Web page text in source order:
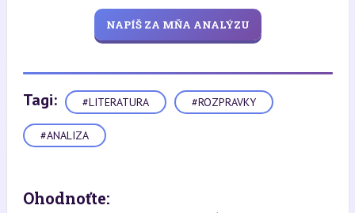
NAPÍŠ ZA MŇA ANALÝZU
Tagi: #LITERATURA #ROZPRAVKY
#ANALIZA
Ohodnoťte: